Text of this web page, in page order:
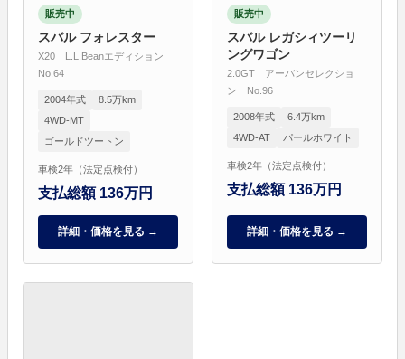
販売中
スバル フォレスター
X20 L.L.Beanエディション
No.64
2004年式
8.5万km
4WD-MT
ゴールドツートン
車検2年（法定点検付）
支払総額 136万円
詳細・価格を見る →
販売中
スバル レガシィツーリ
ングワゴン
2.0GT アーバンセレクショ
ン No.96
2008年式
6.4万km
4WD-AT
パールホワイト
車検2年（法定点検付）
支払総額 136万円
詳細・価格を見る →